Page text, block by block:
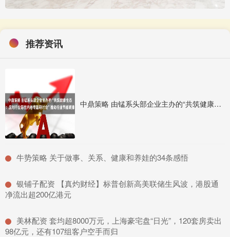
推荐资讯
中鼎策略 由锰系头部企业主办的“共筑健康生态：应对行业恶性内卷专题研讨会”推动行业节能减排
​牛势策略 关于做事、关系、健康和养娃的34条感悟
​银铺子配资 【真灼财经】标普创新高美联储生风波，港股通
净流出超200亿港元
​美林配资 套均超8000万元，上海豪宅盘“日光”，120套房卖出
98亿元，还有107组客户空手而归